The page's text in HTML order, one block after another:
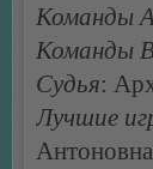
Команды
Команды
Судья:
Лучшие
Антоновна